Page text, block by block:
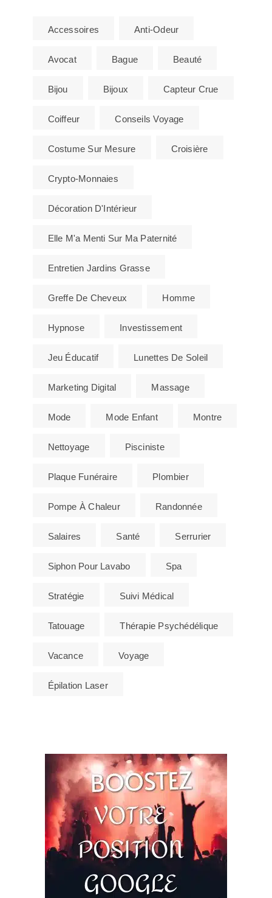
Accessoires Anti-Odeur
Avocat Bague Beauté
Bijou Bijoux Capteur Crue
Coiffeur Conseils Voyage
Costume Sur Mesure Croisière
Crypto-Monnaies
Décoration D'Intérieur
Elle M'a Menti Sur Ma Paternité
Entretien Jardins Grasse
Greffe De Cheveux Homme
Hypnose Investissement
Jeu Éducatif Lunettes De Soleil
Marketing Digital Massage
Mode Mode Enfant Montre
Nettoyage Pisciniste
Plaque Funéraire Plombier
Pompe À Chaleur Randonnée
Salaires Santé Serrurier
Siphon Pour Lavabo Spa
Stratégie Suivi Médical
Tatouage Thérapie Psychédélique
Vacance Voyage
Épilation Laser